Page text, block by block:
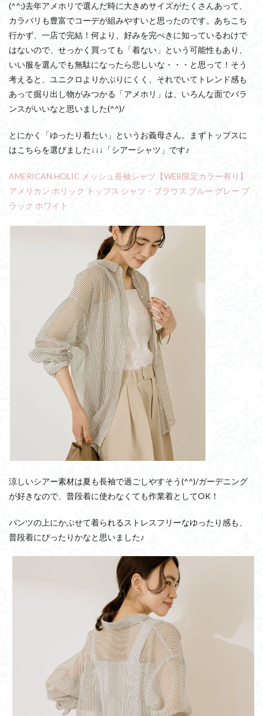
(^^;)去年アメホリで選んだ時に大きめサイズがたくさんあって、
カラバリも豊富でコーデが組みやすいと思ったのです。あちこち
行かず、一店で完結！何より、好みを完ぺきに知っているわけで
はないので、せっかく買っても「着ない」という可能性もあり、
いい服を選んでも無駄になったら悲しいな・・・と思って！そう
考えると、ユニクロよりかぶりにくく、それでいてトレンド感も
あって掘り出し物がみつかる「アメホリ」は、いろんな面でバラ
ンスがいいなと思いました(^^)/
とにかく「ゆったり着たい」というお義母さん。まずトップスに
はこちらを選びました↓↓↓「シアーシャツ」です♪
AMERICAN HOLIC メッシュ長袖シャツ【WEB限定カラー有り】
アメリカン ホリック トップス シャツ・ブラウス ブルー グレー ブ
ラック ホワイト
涼しいシアー素材は夏も長袖で過ごしやすそう(^^)/ガーデニング
が好きなので、普段着に使わなくても作業着としてOK！
パンツの上にかぶせて着られるストレスフリーなゆったり感も、
普段着にぴったりかなと思いました♪